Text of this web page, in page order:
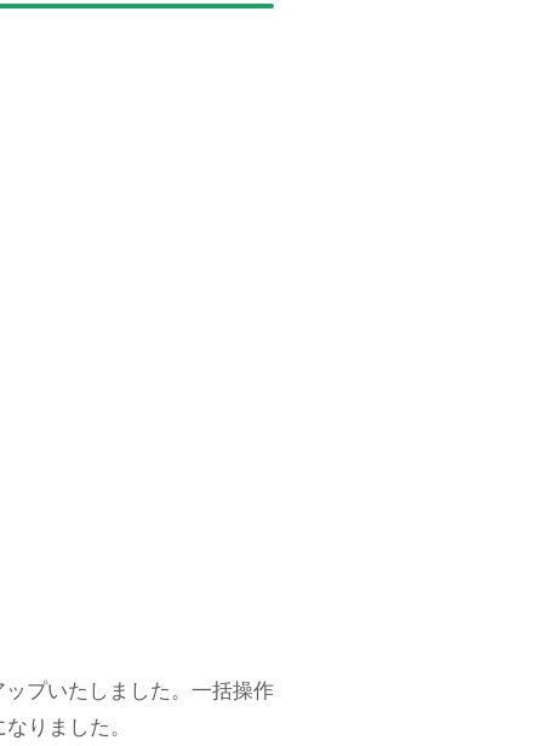
プいたしました。一括操作
りました。